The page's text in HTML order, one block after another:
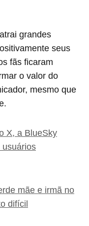
grandes
seus
fãs ficaram
o valor do
mesmo que
X, a BlueSky
usuários
mãe e irmã no
difícil